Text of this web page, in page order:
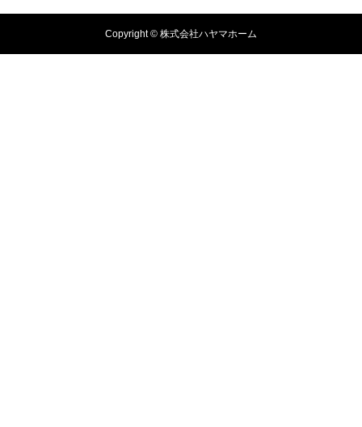
Copyright © 株式会社ハヤマホーム